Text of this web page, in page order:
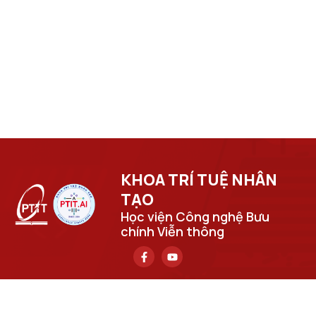
KHOA TRÍ TUỆ NHÂN
TẠO​
Học viện Công nghệ Bưu
chính Viễn thông